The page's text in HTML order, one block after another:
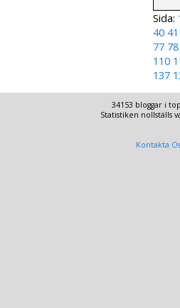
Sida:
40 41
77 78
110
137
34153 bloggar i
Statistiken nollställs
Kontakta